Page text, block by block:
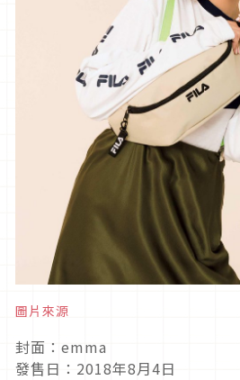
圖片來源
封面：emma
發售日：2018年8月4日